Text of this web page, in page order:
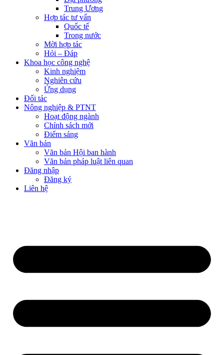
Trung Ương
Hợp tác tư vấn
Quốc tế
Trong nước
Mời hợp tác
Hỏi – Đáp
Khoa học công nghệ
Kinh nghiệm
Nghiên cứu
Ứng dụng
Đối tác
Nông nghiệp & PTNT
Hoạt động ngành
Chính sách mới
Điểm sáng
Văn bản
Văn bản Hội ban hành
Văn bản pháp luật liên quan
Đăng nhập
Đăng ký
Liên hệ